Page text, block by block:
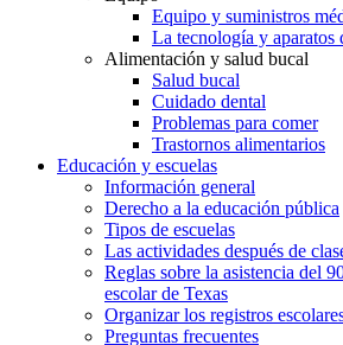
Equipo y suministros
La tecnología y aparatos
Alimentación y salud bucal
Salud bucal
Cuidado dental
Problemas para comer
Trastornos alimentarios
Educación y escuelas
Información general
Derecho a la educación pública
Tipos de escuelas
Las actividades después de
Reglas sobre la asistencia del
escolar de Texas
Organizar los registros
Preguntas frecuentes